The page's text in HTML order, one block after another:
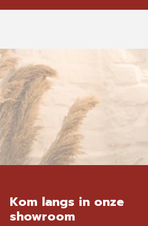
Kom langs in onze
showroom